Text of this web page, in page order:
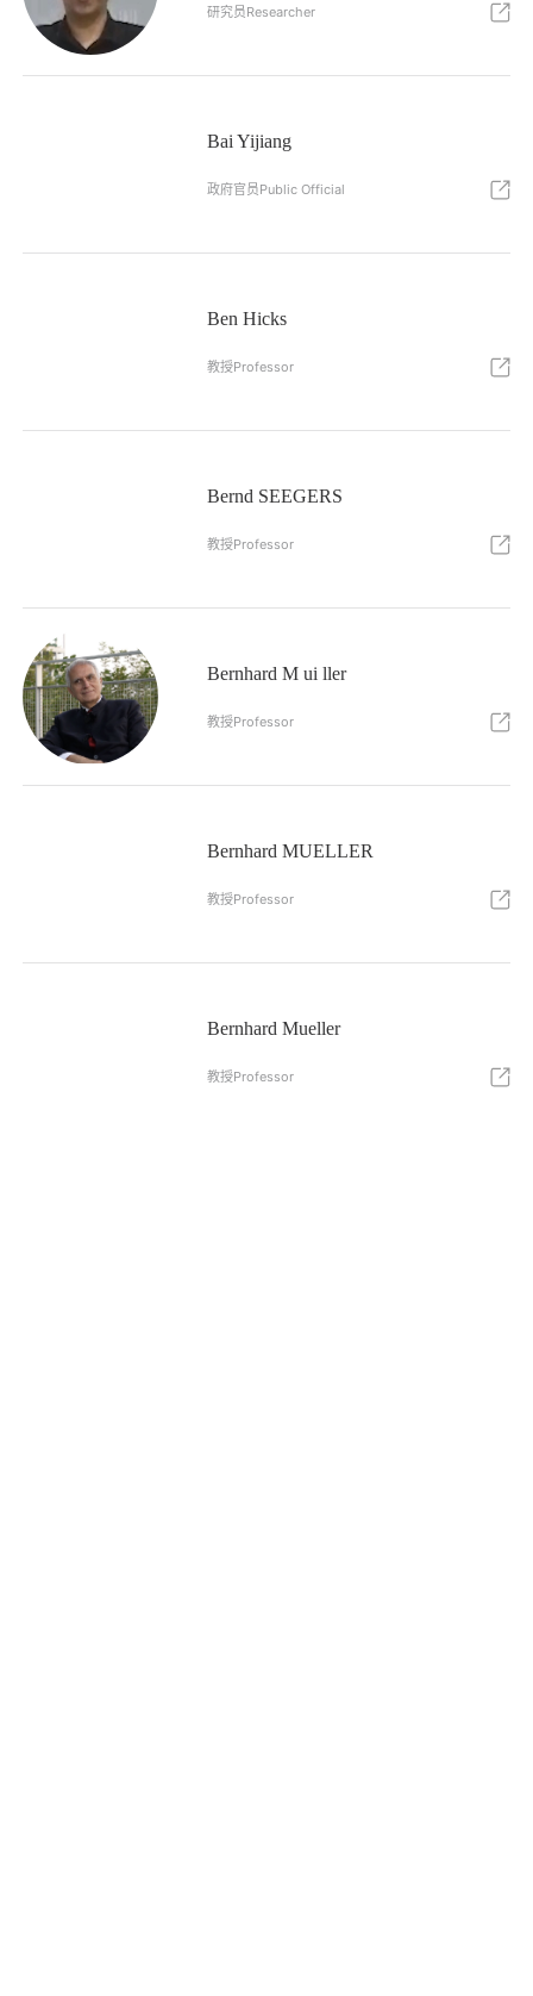
研究员Researcher
Bai Yijiang
政府官员Public Official
Ben Hicks
教授Professor
Bernd SEEGERS
教授Professor
Bernhard M ui ller
教授Professor
Bernhard MUELLER
教授Professor
Bernhard Mueller
教授Professor